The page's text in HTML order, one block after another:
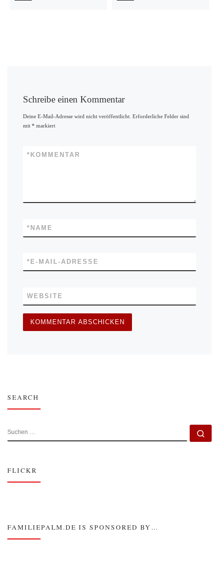
Schreibe einen Kommentar
Deine E-Mail-Adresse wird nicht veröffentlicht. Erforderliche Felder sind
mit* markiert
KOMMENTAR
*
NAME
*
E-MAIL-ADRESSE
*
WEBSITE
SEARCH
SUCHE
FLICKR
FAMILIEPALM.DE IS SPONSORED BY…